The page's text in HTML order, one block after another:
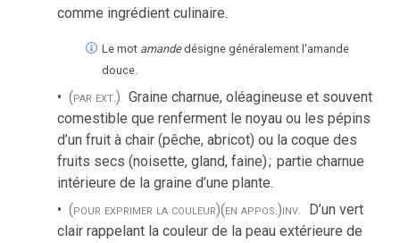
comme ingrédient culinaire.
Le mot amande désigne généralement l'amande
douce.
(par ext.) Graine charnue, oléagineuse et souvent
comestible que renferment le noyau ou les pépins
d’un fruit à chair (pêche, abricot) ou la coque des
fruits secs (noisette, gland, faine); partie charnue
intérieure de la graine d’une plante.
(pour exprimer la couleur)(en appos.)inv. D’un vert
clair rappelant la couleur de la peau extérieure de